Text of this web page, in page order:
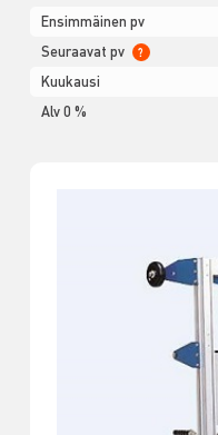
Ensimmäinen pv
Seuraavat pv ?
Kuukausi
Alv 0 %